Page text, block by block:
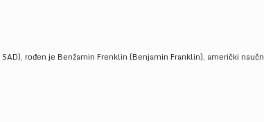
rođen je Benžamin Frenklin (Benjamin Franklin), američki